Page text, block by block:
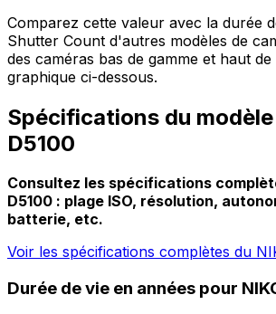
Comparez cette valeur avec la durée
Shutter Count d'autres modèles de
des caméras bas de gamme et haut
graphique ci-dessous.
Spécifications du modèle
D5100
Consultez les spécifications
D5100 : plage ISO, résolution,
batterie, etc.
Voir les spécifications complètes du
Durée de vie en années pour